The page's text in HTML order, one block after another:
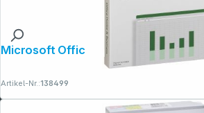
Microsoft Office 2024 Home
Artikel-Nr.:138499